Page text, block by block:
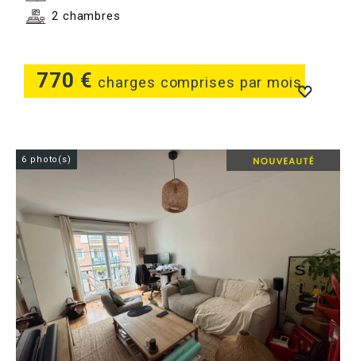
770 € charges comprises par mois
2 chambres
6 photo(s)